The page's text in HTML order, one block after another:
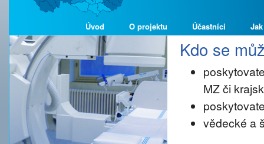
Úvod O projektu Účastníci
Kdo se
MZ či
vědecké a